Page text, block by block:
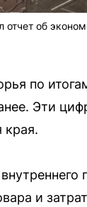
об
по
Эти
края.
и